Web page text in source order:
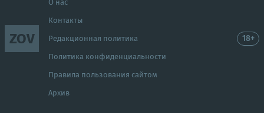
ZOV
О нас
Контакты
Редакционная политика
Политика конфиденциальности
Правила пользования сайтом
Архив
18+